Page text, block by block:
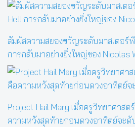
สัมผัสความสยองขวัญระดับมาสเตอร์
การกลับมาอย่างยิ่งใหญ่ของ Nicolas
Project Hail Mary เมื่อครูวิทยาศาส
ความหวังสุดท้ายก่อนดวงอาทิตย์จะ